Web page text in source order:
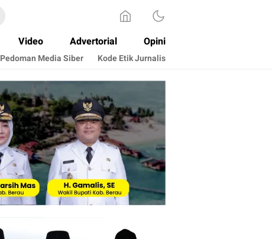
Video Advertorial Opini
Pedoman Media Siber Kode Etik Jurnalis